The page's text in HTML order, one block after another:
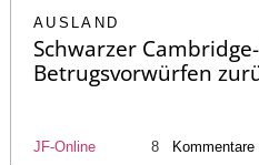
AUSLAND
Schwarzer
Betrugsvorwürfen
JF-Online 8